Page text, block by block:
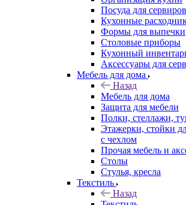
Посуда для
Кухонные
Формы для выпечки
Столовые приборы
Кухонный
Аксессуары для
Мебель для дома
Назад
Мебель для дома
Защита для мебели
Полки, стеллажи,
Этажерки, стойки
с чехлом
Прочая мебель и
Столы
Стулья, кресла
Текстиль
Назад